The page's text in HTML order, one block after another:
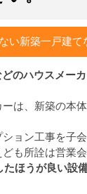
い新築一戸建
のハウスメー
ーは、新築の本
ション工事を子
も所詮は営業
たほうが良い設